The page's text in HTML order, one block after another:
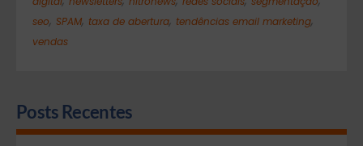
seo, SPAM, taxa de abertura, tendências email marketing,
vendas
Posts Recentes